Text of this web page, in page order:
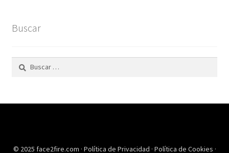
Buscar
Buscar:
© 2025 face2fire.com · Política de Privacidad · Política de Cookies ·